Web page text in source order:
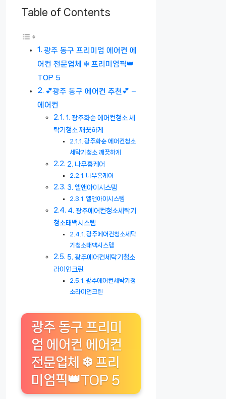
Table of Contents
광주 동구 프리미엄 에어컨 에
어컨 전문업체 ❄️ 프리미엄픽👑
TOP 5
💕광주 동구 에어컨 추천💕 –
에어컨
1. 광주화순 에어컨청소 세
탁기청소 깨끗하게
광주화순 에어컨청소
세탁기청소 깨끗하게
2. 나우홈케어
나우홈케어
3. 엘앤아이시스템
엘앤아이시스템
4. 광주에어컨청소세탁기
청소태백시스템
광주에어컨청소세탁
기청소태백시스템
5. 광주에어컨세탁기청소
라이언크린
광주에어컨세탁기청
소라이언크린
광주 동구 프리미
엄 에어컨 에어컨
전문업체 ❄️ 프리
미엄픽👑TOP 5